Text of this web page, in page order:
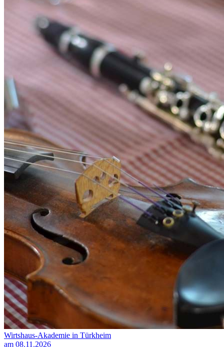
Wirtshaus-Akademie in Türkheim
am 08.11.2026